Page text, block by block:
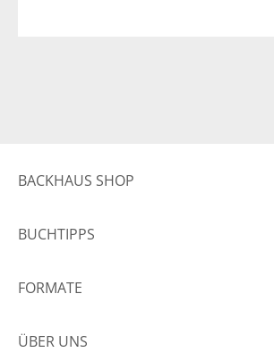
BACKHAUS SHOP
BUCHTIPPS
FORMATE
ÜBER UNS